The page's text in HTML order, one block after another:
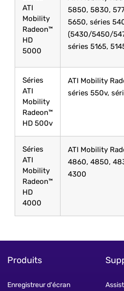
ATI
Mobility
Radeon™
HD
5000
5850, 5830,
5650, séries
(5430/5450/
séries 5165,
Séries
ATI
Mobility
Radeon™
HD 500v
ATI Mobility
séries 550v,
Séries
ATI
Mobility
Radeon™
HD
4000
ATI Mobility
4860, 4850,
4300
Produits
Enregistreur d'écran